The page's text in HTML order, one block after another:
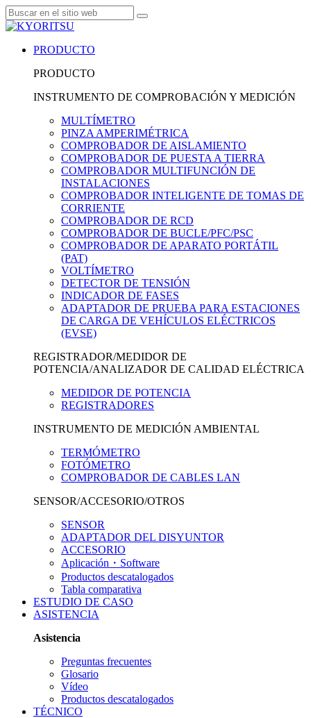
PRODUCTO
PRODUCTO
INSTRUMENTO DE COMPROBACIÓN Y MEDICIÓN
MULTÍMETRO
PINZA AMPERIMÉTRICA
COMPROBADOR DE AISLAMIENTO
COMPROBADOR DE PUESTA A TIERRA
COMPROBADOR MULTIFUNCIÓN DE
INSTALACIONES
COMPROBADOR INTELIGENTE DE TOMAS DE
CORRIENTE
COMPROBADOR DE RCD
COMPROBADOR DE BUCLE/PFC/PSC
COMPROBADOR DE APARATO PORTÁTIL
(PAT)
VOLTÍMETRO
DETECTOR DE TENSIÓN
INDICADOR DE FASES
ADAPTADOR DE PRUEBA PARA ESTACIONES
DE CARGA DE VEHÍCULOS ELÉCTRICOS
(EVSE)
REGISTRADOR/MEDIDOR DE
POTENCIA/ANALIZADOR DE CALIDAD ELÉCTRICA
MEDIDOR DE POTENCIA
REGISTRADORES
INSTRUMENTO DE MEDICIÓN AMBIENTAL
TERMÓMETRO
FOTÓMETRO
COMPROBADOR DE CABLES LAN
SENSOR/ACCESORIO/OTROS
SENSOR
ADAPTADOR DEL DISYUNTOR
ACCESORIO
Aplicación・Software
Productos descatalogados
Tabla comparativa
ESTUDIO DE CASO
ASISTENCIA
Asistencia
Preguntas frecuentes
Glosario
Vídeo
Productos descatalogados
TÉCNICO